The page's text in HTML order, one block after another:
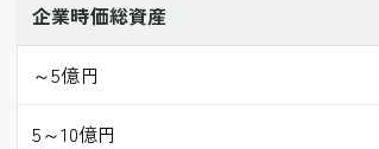
企業時価総資産
～5億円
5～10億円